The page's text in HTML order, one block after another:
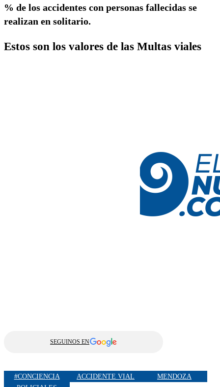
% de los accidentes con personas fallecidas se
realizan en solitario.
Estos son los valores de las Multas viales
SEGUINOS EN
#CONCIENCIA ACCIDENTE VIAL
MENDOZA